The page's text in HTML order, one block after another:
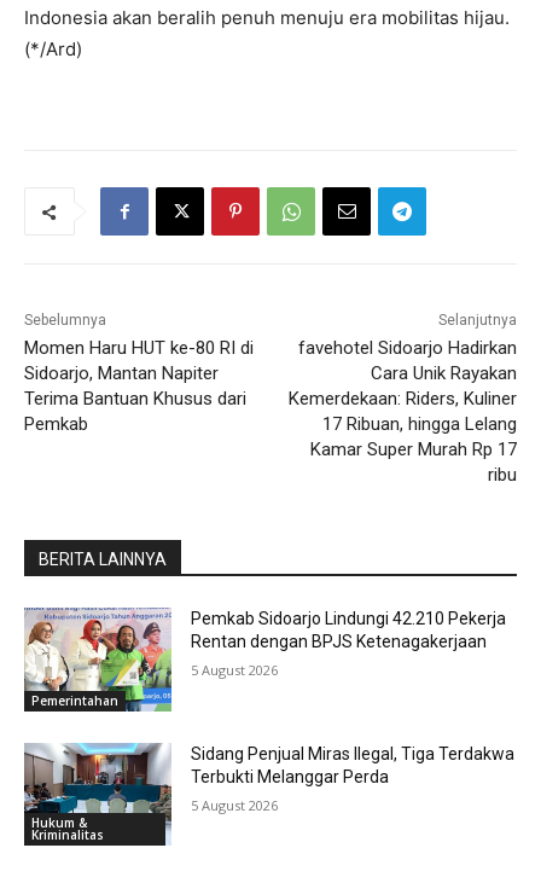
Indonesia akan beralih penuh menuju era mobilitas hijau.
(*/Ard)
Sebelumnya
Momen Haru HUT ke-80 RI di
Sidoarjo, Mantan Napiter
Terima Bantuan Khusus dari
Pemkab
Selanjutnya
favehotel Sidoarjo Hadirkan
Cara Unik Rayakan
Kemerdekaan: Riders, Kuliner
17 Ribuan, hingga Lelang
Kamar Super Murah Rp 17
ribu
BERITA LAINNYA
Pemerintahan
Pemkab Sidoarjo Lindungi 42.210 Pekerja
Rentan dengan BPJS Ketenagakerjaan
5 August 2026
Hukum &
Kriminalitas
Sidang Penjual Miras Ilegal, Tiga Terdakwa
Terbukti Melanggar Perda
5 August 2026